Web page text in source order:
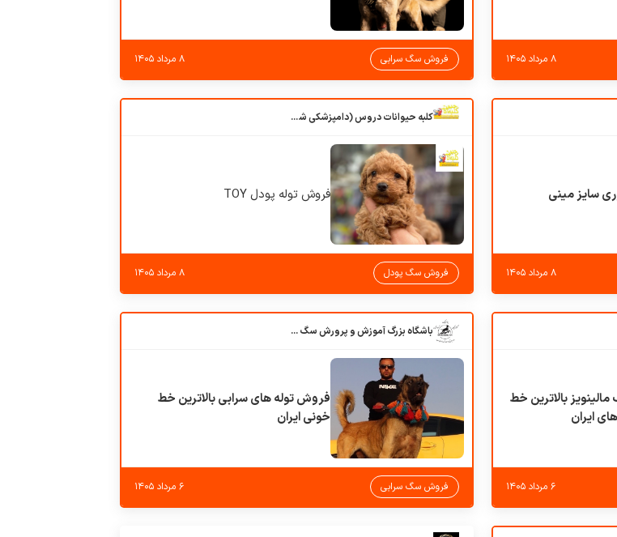
۸ مرداد ۱۴۰۵ فروش سگ سرابی ۸ مرداد ۱۴۰۵
سایز مینی
۸ مرداد ۱۴۰۵
کلبه حیوانات دروس (دامپزشکی شهرزاد)
فروش توله پودل TOY
فروش سگ پودل ۸ مرداد ۱۴۰۵
بالاترین خط
ایران
۶ مرداد ۱۴۰۵
باشگاه بزرگ آموزش و پرورش سگ کوهرج کنل
فروش توله های سرابی بالاترین خط
خونی ایران
فروش سگ سرابی ۶ مرداد ۱۴۰۵